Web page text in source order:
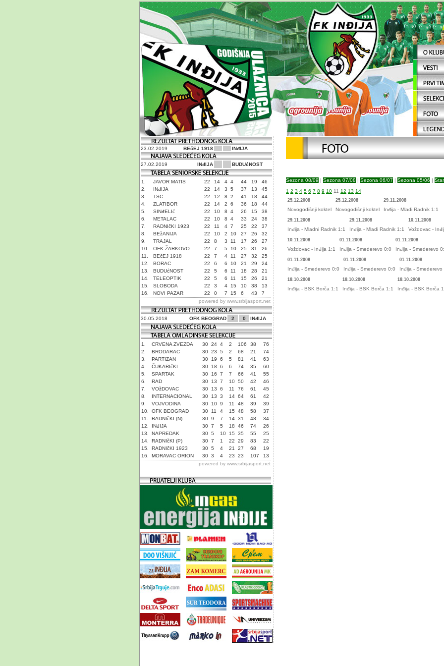
23.02.2019 BEčEJ 1918 INđIJA
27.02.2019 INđIJA BUDUćNOST
1. JAVOR MATIS 22 14 4 4 44 19
46
2.
INđIJA 22 14 3 5 37 13
45
3.
TSC 22 12 8 2 41 18
44
4.
ZLATIBOR 22 14 2 6 36 18
44
5.
SINđELIć 22 10 8 4 26 15
38
6.
METALAC 22 10 8 4 33 24
38
7.
RADNIčKI 1923 22 11 4 7 25 22
37
8.
BEžANIJA 22 10 2 10 27 26
32
9.
TRAJAL 22 8 3 11 17 26
27
10.
OFK ŽARKOVO 22 7 5 10 25 31
26
11.
BEčEJ 1918 22 7 4 11 27 32
25
12.
BORAC 22 6 6 10 21 29
24
13.
BUDUćNOST 22 5 6 11 18 28
21
14.
TELEOPTIK 22 5 6 11 15 26
21
15.
SLOBODA 22 3 4 15 10 38
13
16.
NOVI PAZAR 22 0 7 15 6 43
7
powered by www.srbijasport.net
30.05.2018 OFK BEOGRAD 2 0 INđIJA
1. CRVENA ZVEZDA 30 24 4 2 106 38
76
2.
BRODARAC 30 23 5 2 68 21
74
3.
PARTIZAN 30 19 6 5 81 41
63
4.
ČUKARIčKI 30 18 6 6 74 35
60
5.
SPARTAK 30 16 7 7 66 41
55
6.
RAD 30 13 7 10 50 42
46
7.
VOžDOVAC 30 13 6 11 76 61
45
8.
INTERNACIONAL 30 13 3 14 64 61
42
9.
VOJVODINA 30 10 9 11 48 39
39
10.
OFK BEOGRAD 30 11 4 15 48 58
37
11.
RADNIčKI (N) 30 9 7 14 31 48
34
12.
INđIJA 30 7 5 18 46 74
26
13.
NAPREDAK 30 5 10 15 35 55
25
14.
RADNIčKI (P) 30 7 1 22 29 83
22
15.
RADNIčKI 1923 30 5 4 21 27 68
19
16.
MORAVAC ORION 30 3 4 23 23 107
13
powered by www.srbijasport.net
Sezona 08/09 | Sezona 07/08 | Sezona 06/07 | Sezona 05/06 |
1 2 3 4 5 6 7 8 9 10 11 12 13 14
25.12.2008
Novogodišnji koktel
25.12.2008
Novogodišnji koktel
29.11.2008
Inđija - Mladi Radnik 1:1
29.11.2008
Inđija - Mladni Radnik 1:1
29.11.2008
Inđija - Mladi Radnik 1:1
10.11.2008
Voždovac -
10.11.2008
Voždovac - Inđija 1:1
01.11.2008
Inđija - Smederevo 0:0
01.11.2008
Inđija - Smederevo
01.11.2008
Inđija - Smederevo 0:0
01.11.2008
Inđija - Smederevo 0:0
01.11.2008
Inđija - Smederevo
18.10.2008
Inđija - BSK Borča 1:1
18.10.2008
Inđija - BSK Borča 1:1
18.10.2008
Inđija - BSK Borča